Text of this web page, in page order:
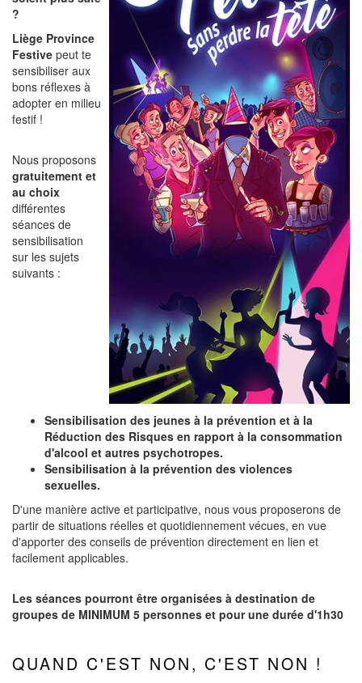
?
Liège Province
Festive peut te
sensibiliser aux
bons réflexes à
adopter en milieu
festif !
Nous proposons
gratuitement et
au choix
différentes
séances de
sensibilisation
sur les sujets
suivants :
Sensibilisation des jeunes à la prévention et à la
Réduction des Risques en rapport à la consommation
d'alcool et autres psychotropes.
Sensibilisation à la prévention des violences
sexuelles.
D'une manière active et participative, nous vous proposerons de
partir de situations réelles et quotidiennement vécues, en vue
d'apporter des conseils de prévention directement en lien et
facilement applicables.
Les séances pourront être organisées à destination de
groupes de MINIMUM 5 personnes et pour une durée d'1h30
QUAND C'EST NON, C'EST NON !